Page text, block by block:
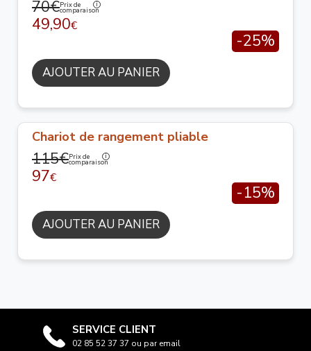
70€Prix de
comparaison
49,90€
-25%
AJOUTER AU PANIER
Chariot de rangement pliable
115€Prix de
comparaison
97€
-15%
AJOUTER AU PANIER
SERVICE CLIENT
02 85 52 37 37 ou par email